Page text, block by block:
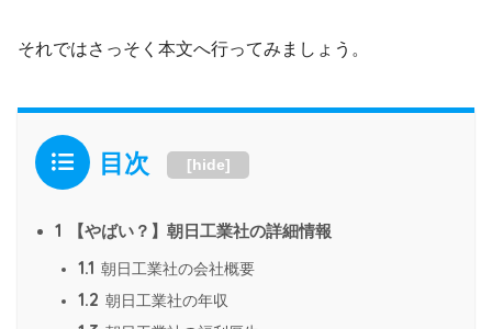
それではさっそく本文へ行ってみましょう。
目次 [hide]
1 【やばい？】朝日工業社の詳細情報
1.1 朝日工業社の会社概要
1.2 朝日工業社の年収